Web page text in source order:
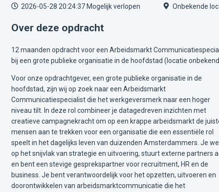
2026-05-28 20:24:37Mogelijk verlopen Onbekende
Over deze opdracht
12 maanden opdracht voor een Arbeidsmarkt
bij een grote publieke organisatie in de hoofdstad (locatie
Voor onze opdrachtgever, een grote publieke organisatie in de
hoofdstad, zijn wij op zoek naar een Arbeidsmarkt
Communicatiespecialist die het werkgeversmerk naar een hoger
niveau tilt. In deze rol combineer je datagedreven inzichten met
creatieve campagnekracht om op een krappe arbeidsmarkt de
mensen aan te trekken voor een organisatie die een essentiële rol
speelt in het dagelijks leven van duizenden Amsterdammers. Je
op het snijvlak van strategie en uitvoering, stuurt externe partners
en bent een stevige gesprekspartner voor recruitment, HR en de
business. Je bent verantwoordelijk voor het opzetten, uitvoeren en
doorontwikkelen van arbeidsmarktcommunicatie die het